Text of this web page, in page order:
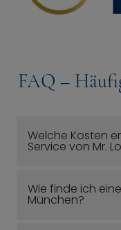
FAQ –
Welche Kosten
Service von Mr.
Wie finde ich
München?